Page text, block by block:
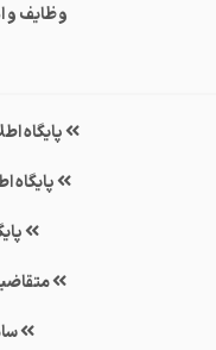
وظایف و
پایگاه
پایگاه